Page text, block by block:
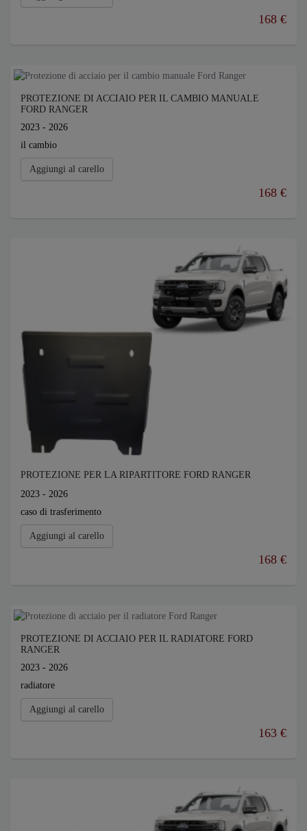
168 €
PROTEZIONE DI ACCIAIO PER IL CAMBIO MANUALE
FORD RANGER
2023 - 2026
il cambio
Aggiungi al carello
168 €
PROTEZIONE PER LA RIPARTITORE FORD RANGER
2023 - 2026
caso di trasferimento
Aggiungi al carello
168 €
PROTEZIONE DI ACCIAIO PER IL RADIATORE FORD
RANGER
2023 - 2026
radiatore
Aggiungi al carello
163 €